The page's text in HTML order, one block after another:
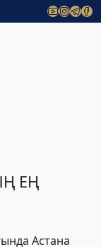
ЕҢ
Астана